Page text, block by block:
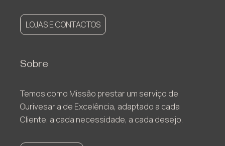
LOJAS E CONTACTOS
Sobre
Temos como Missão prestar um serviço de
Ourivesaria de Excelência, adaptado a cada
Cliente, a cada necessidade, a cada desejo.